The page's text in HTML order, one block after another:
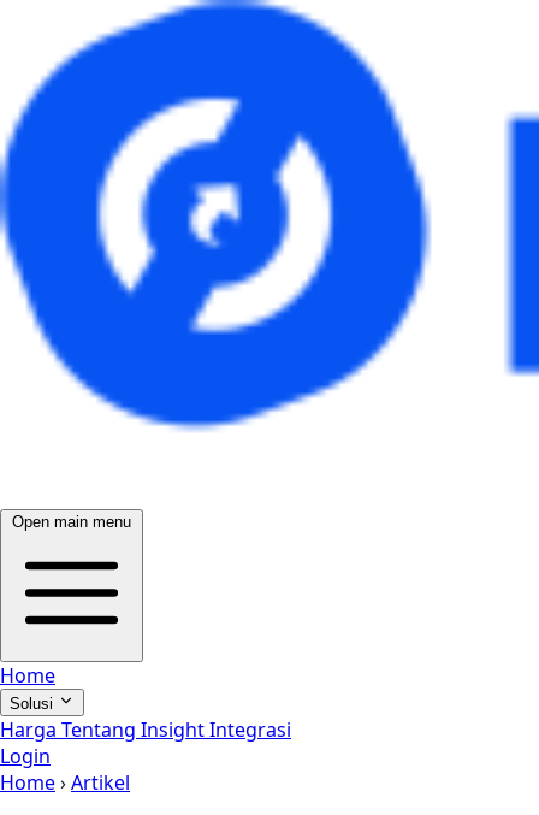
Open main menu
Home
Solusi
Harga Tentang InsightIntegrasi
Login
Home›Artikel